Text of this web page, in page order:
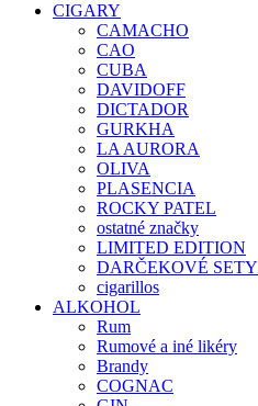
CIGARY
CAMACHO
CAO
CUBA
DAVIDOFF
DICTADOR
GURKHA
LA AURORA
OLIVA
PLASENCIA
ROCKY PATEL
ostatné značky
LIMITED EDITION
DARČEKOVÉ SETY
cigarillos
ALKOHOL
Rum
Rumové a iné likéry
Brandy
COGNAC